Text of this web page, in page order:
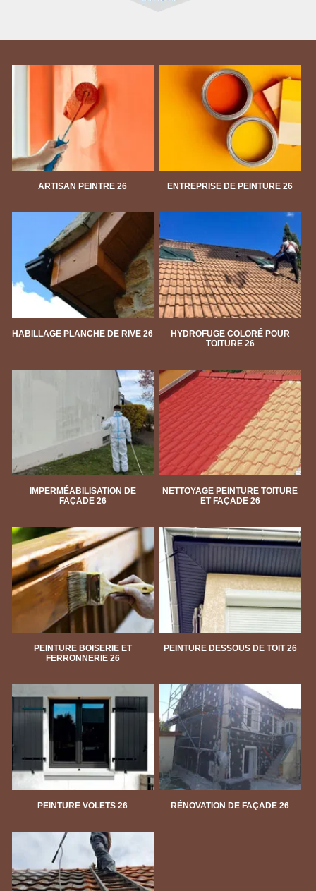
ARTISAN PEINTRE 26 ENTREPRISE DE PEINTURE 26
HABILLAGE PLANCHE DE RIVE 26
HYDROFUGE COLORÉ POUR
TOITURE 26
IMPERMÉABILISATION DE
FAÇADE 26
NETTOYAGE PEINTURE TOITURE
ET FAÇADE 26
PEINTURE BOISERIE ET
FERRONNERIE 26
PEINTURE DESSOUS DE TOIT 26
PEINTURE VOLETS 26 RÉNOVATION DE FAÇADE 26